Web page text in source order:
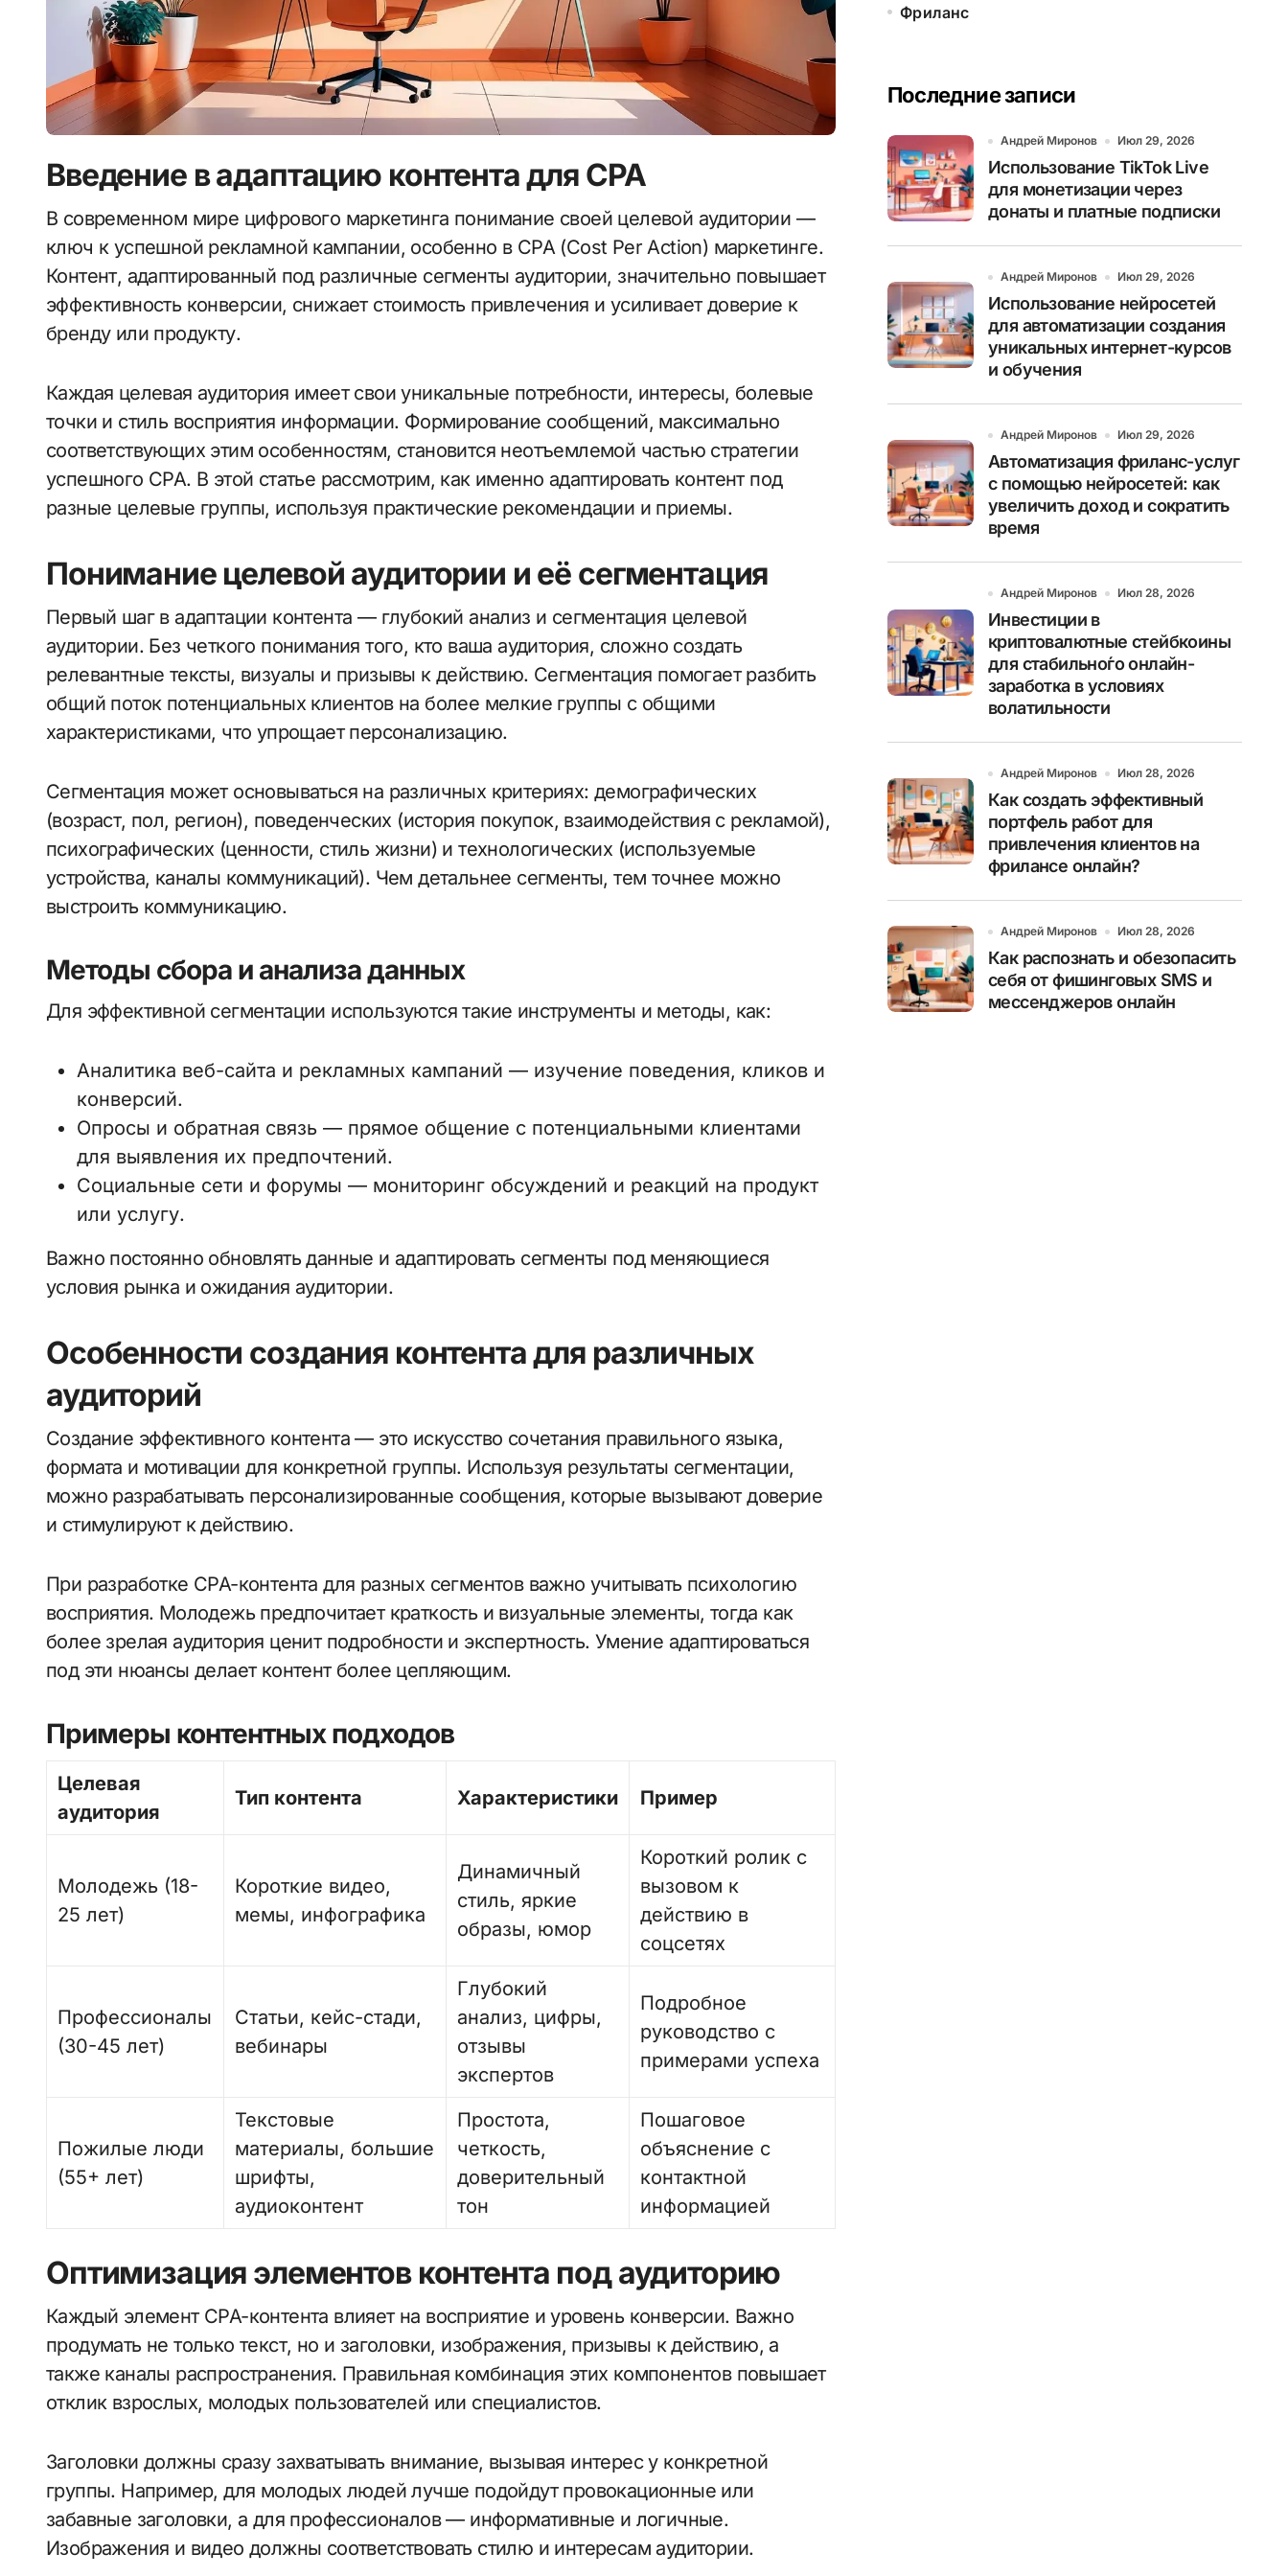
Введение в адаптацию контента для CPA
В современном мире цифрового маркетинга понимание своей целевой аудитории —
ключ к успешной рекламной кампании, особенно в CPA (Cost Per Action) маркетинге.
Контент, адаптированный под различные сегменты аудитории, значительно повышает
эффективность конверсии, снижает стоимость привлечения и усиливает доверие к
бренду или продукту.
Каждая целевая аудитория имеет свои уникальные потребности, интересы, болевые
точки и стиль восприятия информации. Формирование сообщений, максимально
соответствующих этим особенностям, становится неотъемлемой частью стратегии
успешного CPA. В этой статье рассмотрим, как именно адаптировать контент под
разные целевые группы, используя практические рекомендации и приемы.
Понимание целевой аудитории и её сегментация
Первый шаг в адаптации контента — глубокий анализ и сегментация целевой
аудитории. Без четкого понимания того, кто ваша аудитория, сложно создать
релевантные тексты, визуалы и призывы к действию. Сегментация помогает разбить
общий поток потенциальных клиентов на более мелкие группы с общими
характеристиками, что упрощает персонализацию.
Сегментация может основываться на различных критериях: демографических
(возраст, пол, регион), поведенческих (история покупок, взаимодействия с рекламой),
психографических (ценности, стиль жизни) и технологических (используемые
устройства, каналы коммуникаций). Чем детальнее сегменты, тем точнее можно
выстроить коммуникацию.
Методы сбора и анализа данных
Для эффективной сегментации используются такие инструменты и методы, как:
Аналитика веб-сайта и рекламных кампаний — изучение поведения, кликов и
конверсий.
Опросы и обратная связь — прямое общение с потенциальными клиентами
для выявления их предпочтений.
Социальные сети и форумы — мониторинг обсуждений и реакций на продукт
или услугу.
Важно постоянно обновлять данные и адаптировать сегменты под меняющиеся
условия рынка и ожидания аудитории.
Особенности создания контента для различных
аудиторий
Создание эффективного контента — это искусство сочетания правильного языка,
формата и мотивации для конкретной группы. Используя результаты сегментации,
можно разрабатывать персонализированные сообщения, которые вызывают доверие
и стимулируют к действию.
При разработке CPA-контента для разных сегментов важно учитывать психологию
восприятия. Молодежь предпочитает краткость и визуальные элементы, тогда как
более зрелая аудитория ценит подробности и экспертность. Умение адаптироваться
под эти нюансы делает контент более цепляющим.
Примеры контентных подходов
Целевая
аудитория
Тип контента Характеристики Пример
Молодежь (18-
25 лет)
Короткие видео,
мемы, инфографика
Динамичный
стиль, яркие
образы, юмор
Короткий ролик с
вызовом к
действию в
соцсетях
Профессионалы
(30-45 лет)
Статьи, кейс-стади,
вебинары
Глубокий
анализ, цифры,
отзывы
экспертов
Подробное
руководство с
примерами успеха
Пожилые люди
(55+ лет)
Текстовые
материалы, большие
шрифты,
аудиоконтент
Простота,
четкость,
доверительный
тон
Пошаговое
объяснение с
контактной
информацией
Оптимизация элементов контента под аудиторию
Каждый элемент CPA-контента влияет на восприятие и уровень конверсии. Важно
продумать не только текст, но и заголовки, изображения, призывы к действию, а
также каналы распространения. Правильная комбинация этих компонентов повышает
отклик взрослых, молодых пользователей или специалистов.
Заголовки должны сразу захватывать внимание, вызывая интерес у конкретной
группы. Например, для молодых людей лучше подойдут провокационные или
забавные заголовки, а для профессионалов — информативные и логичные.
Изображения и видео должны соответствовать стилю и интересам аудитории.
Фриланс
Последние записи
Андрей Миронов Июл 29, 2026
Использование TikTok Live
для монетизации через
донаты и платные подписки
Андрей Миронов Июл 29, 2026
Использование нейросетей
для автоматизации создания
уникальных интернет-курсов
и обучения
Андрей Миронов Июл 29, 2026
Автоматизация фриланс-услуг
с помощью нейросетей: как
увеличить доход и сократить
время
Андрей Миронов Июл 28, 2026
Инвестиции в
криптовалютные стейбкоины
для стабильно́го онлайн-
заработка в условиях
волатильности
Андрей Миронов Июл 28, 2026
Как создать эффективный
портфель работ для
привлечения клиентов на
фрилансе онлайн?
Андрей Миронов Июл 28, 2026
Как распознать и обезопасить
себя от фишинговых SMS и
мессенджеров онлайн